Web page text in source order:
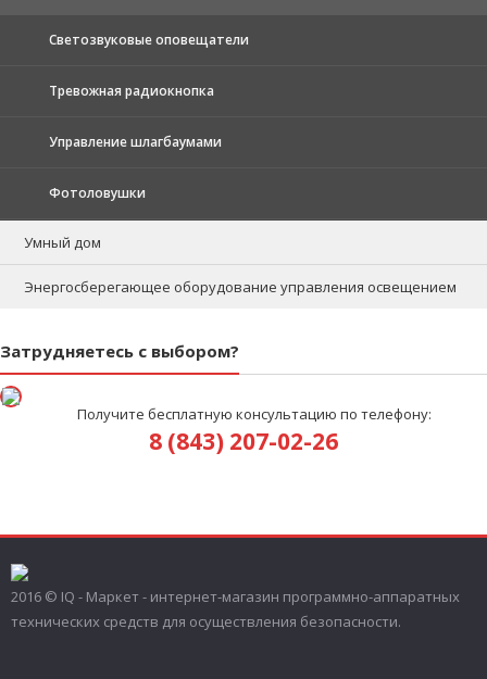
Светозвуковые оповещатели
Тревожная радиокнопка
Управление шлагбаумами
Фотоловушки
Умный дом
Энергосберегающее оборудование управления освещением
Затрудняетесь с выбором?
Получите бесплатную консультацию по телефону:
8 (843) 207-02-26
2016 © IQ - Маркет - интернет-магазин программно-аппаратных
технических средств для осуществления безопасности.